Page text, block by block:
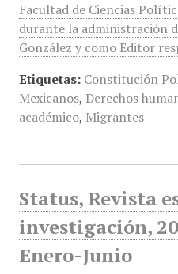
Facultad de Ciencias
durante la administración
González y como Editor
Etiquetas: Constitución
Mexicanos, Derechos
académico, Migrantes
Status, Revista
investigación,
Enero-Junio